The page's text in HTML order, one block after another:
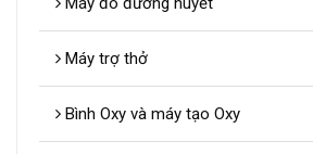
Máy trợ thở
Bình Oxy và máy tạo Oxy